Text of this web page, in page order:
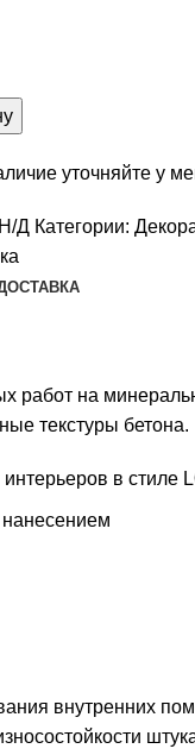
уточняйте у
Н/Д Категории:
работ на
текстуры бетона.
в стиле
нанесением
внутренних